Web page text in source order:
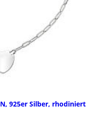
925er Silber, rhodiniert